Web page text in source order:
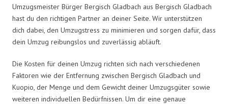
Umzugsmeister Bürger Bergisch Gladbach aus Bergisch Gladbach
hast du den richtigen Partner an deiner Seite. Wir unterstützen
dich dabei, den Umzugstress zu minimieren und sorgen dafür, dass
dein Umzug reibungslos und zuverlässig abläuft.
Die Kosten für deinen Umzug richten sich nach verschiedenen
Faktoren wie der Entfernung zwischen Bergisch Gladbach und
Kuopio, der Menge und dem Gewicht deiner Umzugsgüter sowie
weiteren individuellen Bedürfnissen. Um dir eine genaue